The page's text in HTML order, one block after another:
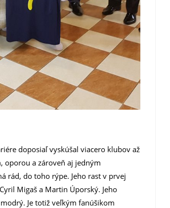
doposiaľ vyskúšal viacero klubov až
oporou a zároveň aj jedným
rád, do toho rýpe. Jeho rast v prvej
Migaš a Martin Úporský. Jeho
Je totiž veľkým fanúšikom